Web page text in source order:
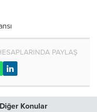
PAYLAŞ
Konular